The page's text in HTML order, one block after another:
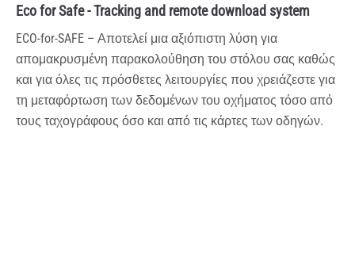
Eco for Safe - Tracking and remote download system
ECO-for-SAFE – Αποτελεί μια αξιόπιστη λύση για
απομακρυσμένη παρακολούθηση του στόλου σας καθώς
και για όλες τις πρόσθετες λειτουργίες που χρειάζεστε για
τη μεταφόρτωση των δεδομένων του οχήματος τόσο από
τους ταχογράφους όσο και από τις κάρτες των οδηγών.